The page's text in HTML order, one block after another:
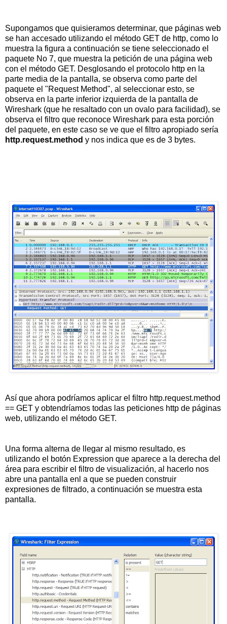
Supongamos que quisieramos determinar, que páginas web
se han accesado utilizando el método GET de http, como lo
muestra la figura a continuación se tiene seleccionado el
paquete No 7, que muestra la petición de una página web
con el método GET. Desglosando el protocolo http en la
parte media de la pantalla, se observa como parte del
paquete el "Request Method", al seleccionar esto, se
observa en la parte inferior izquierda de la pantalla de
Wireshark (que he resaltado con un ovalo para facilidad), se
observa el filtro que reconoce Wireshark para esta porción
del paquete, en este caso se ve que el filtro apropiado sería
http.request.method y nos indica que es de 3 bytes.
Así que ahora podríamos aplicar el filtro http.request.method
== GET y obtendríamos todas las peticiones http de páginas
web, utilizando el método GET.
Una forma alterna de llegar al mismo resultado, es
utilizando el botón Expression que aparece a la derecha del
área para escribir el filtro de visualización, al hacerlo nos
abre una pantalla enl a que se pueden construir
expresiones de filtrado, a continuación se muestra esta
pantalla.